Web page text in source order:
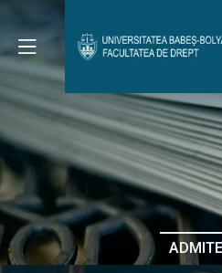
Avizier
Studii
Admitere
Erasmus &